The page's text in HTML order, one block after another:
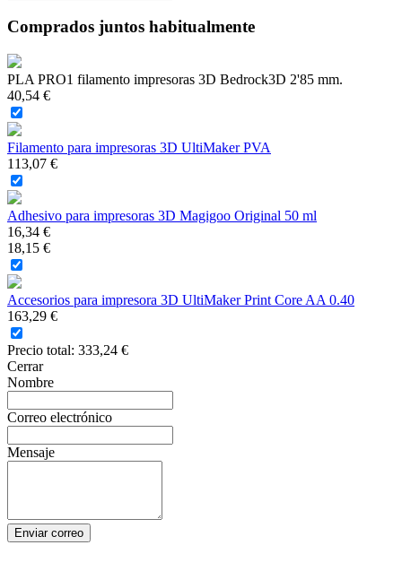
Comprados juntos habitualmente
PLA PRO1 filamento impresoras 3D Bedrock3D 2'85 mm.
40,54 €
Filamento para impresoras 3D UltiMaker PVA
113,07 €
Adhesivo para impresoras 3D Magigoo Original 50 ml
16,34 €
18,15 €
Accesorios para impresora 3D UltiMaker Print Core AA 0.40
163,29 €
Precio total: 333,24 €
Cerrar
Nombre
Correo electrónico
Mensaje
Enviar correo